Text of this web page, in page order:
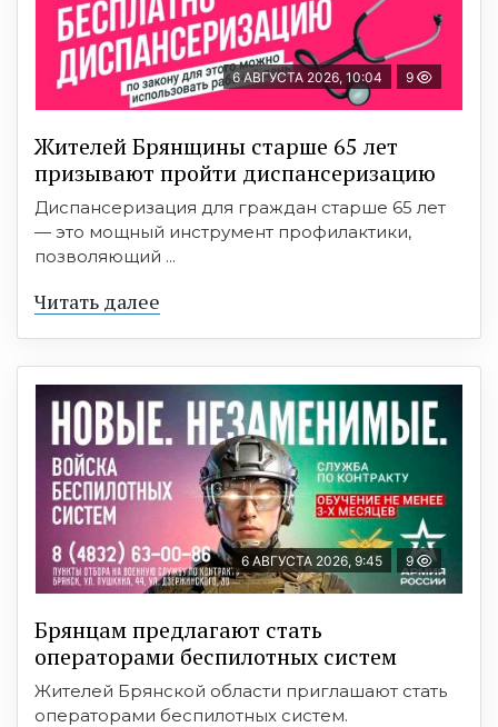
6 АВГУСТА 2026, 10:04 9
Жителей Брянщины старше 65 лет
призывают пройти диспансеризацию
Диспансеризация для граждан старше 65 лет
— это мощный инструмент профилактики,
позволяющий ...
Читать далее
6 АВГУСТА 2026, 9:45 9
Брянцам предлагают cтать
оперaтoрами бeспилотных систeм
Жителей Брянской области приглашают стать
операторами беспилотных систем.